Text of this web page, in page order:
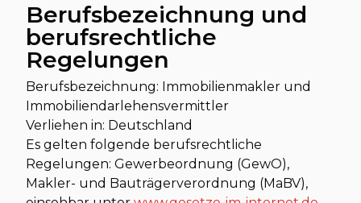
Berufsbezeichnung und
berufsrechtliche
Regelungen
Berufsbezeichnung: Immobilienmakler und
Immobiliendarlehensvermittler
Verliehen in: Deutschland
Es gelten folgende berufsrechtliche
Regelungen: Gewerbeordnung (GewO),
Makler- und Bauträgerverordnung (MaBV),